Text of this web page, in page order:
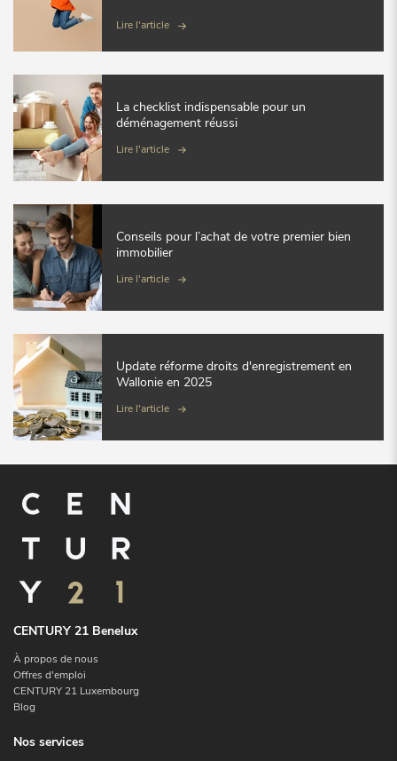
Lire l'article
La checklist indispensable pour un
déménagement réussi
Lire l'article
Conseils pour l’achat de votre premier bien
immobilier
Lire l'article
Update réforme droits d'enregistrement en
Wallonie en 2025
Lire l'article
CENTURY 21 Benelux
À propos de nous
Offres d'emploi
CENTURY 21 Luxembourg
Blog
Nos services